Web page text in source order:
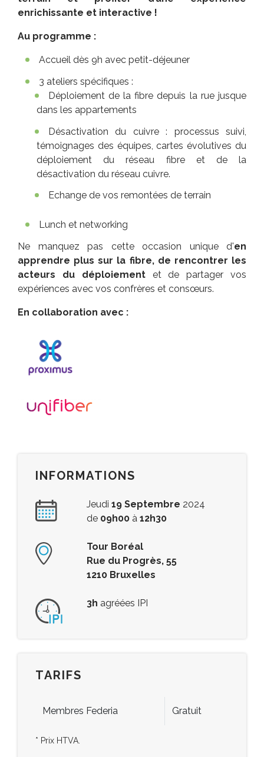
enrichissante et interactive !
Au programme :
Accueil dès 9h avec petit-déjeuner
3 ateliers spécifiques :
Déploiement de la fibre depuis la rue jusque
dans les appartements
Désactivation du cuivre : processus suivi,
témoignages des équipes, cartes évolutives du
déploiement du réseau fibre et de la
désactivation du réseau cuivre.
Echange de vos remontées de terrain
Lunch et networking
Ne manquez pas cette occasion unique d'en
apprendre plus sur la fibre, de rencontrer les
acteurs du déploiementet de partager vos
expériences avec vos confrères et consœurs.
En collaboration avec :
INFORMATIONS
Jeudi 19 Septembre 2024
de 09h00 à 12h30
Tour Boréal
Rue du Progrès, 55
1210 Bruxelles
3h agréées IPI
TARIFS
Membres Federia Gratuit
* Prix HTVA.